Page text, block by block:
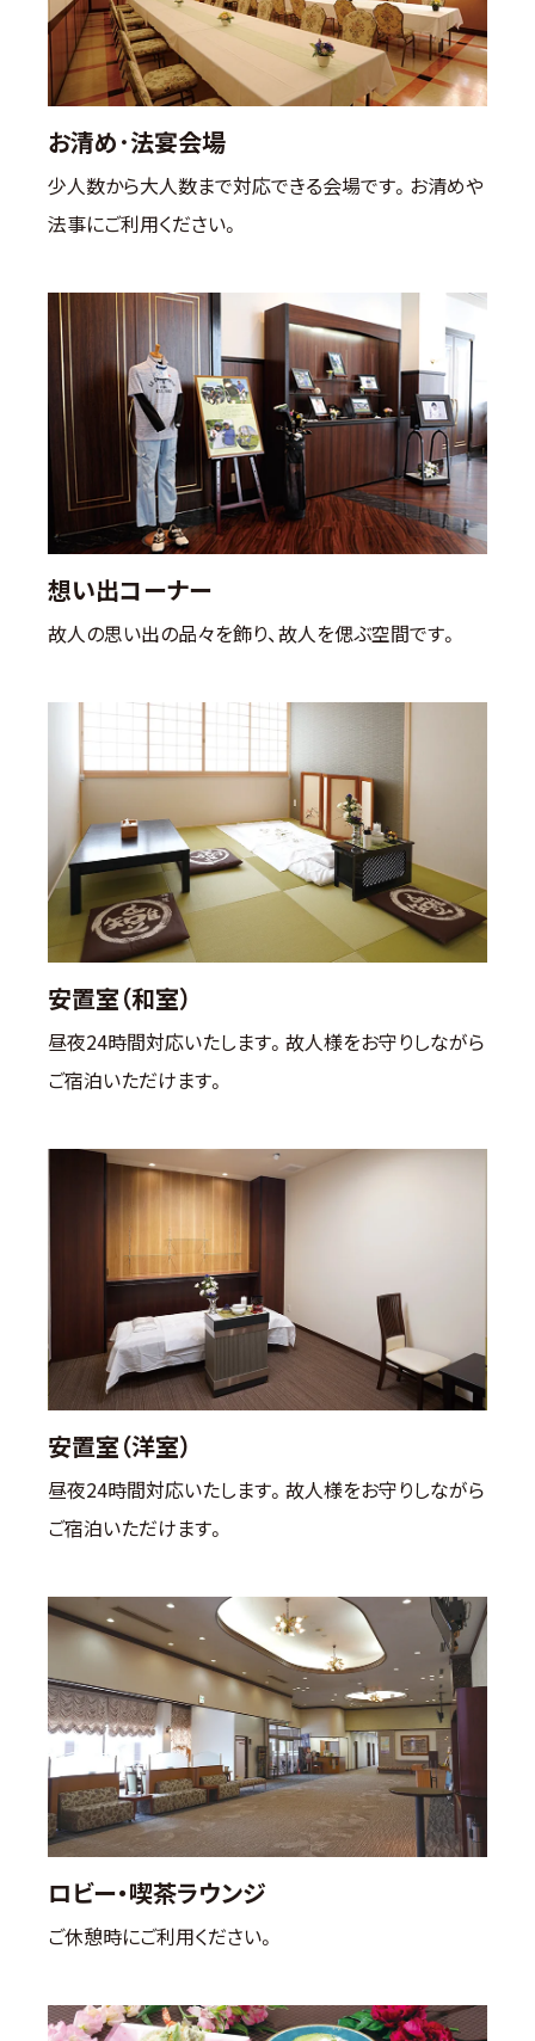
お清め･法宴会場
少人数から大人数まで対応できる会場です。お清めや
法事にご利用ください。
想い出コーナー
故人の思い出の品々を飾り、故人を偲ぶ空間です。
安置室（和室）
昼夜24時間対応いたします。故人様をお守りしながら
ご宿泊いただけます。
安置室（洋室）
昼夜24時間対応いたします。故人様をお守りしながら
ご宿泊いただけます。
ロビー・喫茶ラウンジ
ご休憩時にご利用ください。